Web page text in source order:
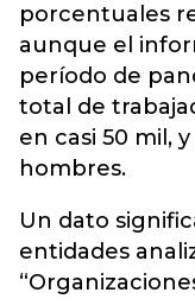
porcentuales
aunque el
período de
total de
en casi 50 mil,
hombres.
Un dato
entidades